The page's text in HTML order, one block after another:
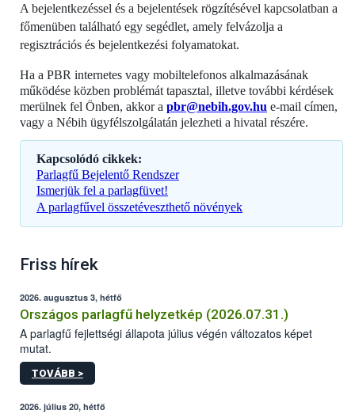
A bejelentkezéssel és a bejelentések rögzítésével kapcsolatban a
főmenüben található egy segédlet, amely felvázolja a
regisztrációs és bejelentkezési folyamatokat.
Ha a PBR internetes vagy mobiltelefonos alkalmazásának
működése közben problémát tapasztal, illetve további kérdések
merülnek fel Önben, akkor a pbr@nebih.gov.hu e-mail címen,
vagy a Nébih ügyfélszolgálatán jelezheti a hivatal részére.
Kapcsolódó cikkek:
Parlagfű Bejelentő Rendszer
Ismerjük fel a parlagfüvet!
A parlagfűvel összetéveszthető növények
Friss hírek
2026. augusztus 3, hétfő
Országos parlagfű helyzetkép (2026.07.31.)
A parlagfű fejlettségi állapota július végén változatos képet
mutat.
TOVÁBB >
2026. július 20, hétfő